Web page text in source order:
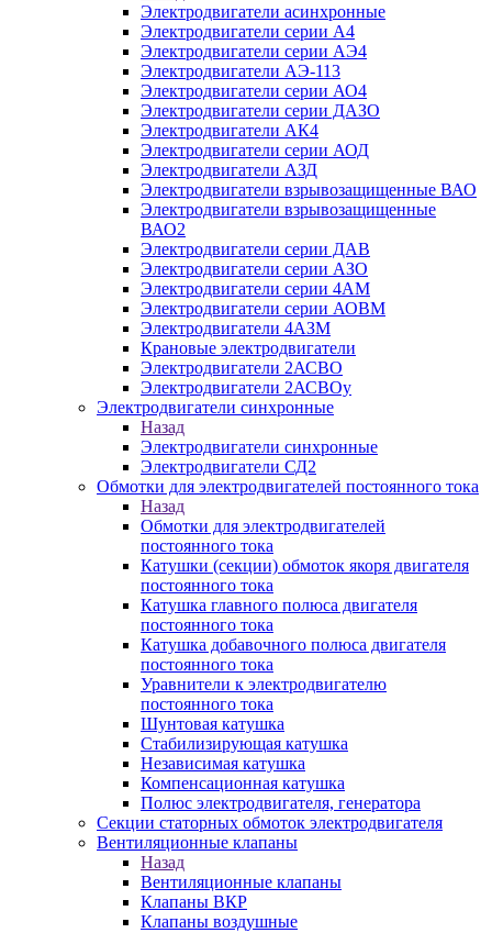
Электродвигатели асинхронные
Электродвигатели серии А4
Электродвигатели серии АЭ4
Электродвигатели АЭ-113
Электродвигатели серии АО4
Электродвигатели серии ДАЗО
Электродвигатели АК4
Электродвигатели серии АОД
Электродвигатели АЗД
Электродвигатели взрывозащищенные ВАО
Электродвигатели взрывозащищенные
ВАО2
Электродвигатели серии ДАВ
Электродвигатели серии АЗО
Электродвигатели серии 4АМ
Электродвигатели серии АОВМ
Электродвигатели 4АЗМ
Крановые электродвигатели
Электродвигатели 2АСВО
Электродвигатели 2АСВОу
Электродвигатели синхронные
Назад
Электродвигатели синхронные
Электродвигатели СД2
Обмотки для электродвигателей постоянного тока
Назад
Обмотки для электродвигателей
постоянного тока
Катушки (секции) обмоток якоря двигателя
постоянного тока
Катушка главного полюса двигателя
постоянного тока
Катушка добавочного полюса двигателя
постоянного тока
Уравнители к электродвигателю
постоянного тока
Шунтовая катушка
Стабилизирующая катушка
Независимая катушка
Компенсационная катушка
Полюс электродвигателя, генератора
Секции статорных обмоток электродвигателя
Вентиляционные клапаны
Назад
Вентиляционные клапаны
Клапаны ВКР
Клапаны воздушные